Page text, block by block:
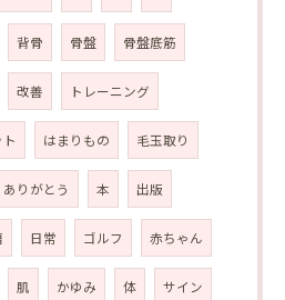
背骨 骨盤 骨盤底筋
改善 トレーニング
はまりもの 毛玉取り
ありがとう 本 出版
日常 ゴルフ 赤ちゃん
肌 かゆみ 体 サイン